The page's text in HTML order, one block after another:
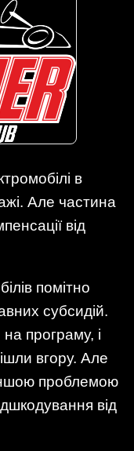
в
Але частина
від
помітно
субсидій.
програму, і
вгору. Але
проблемою
від